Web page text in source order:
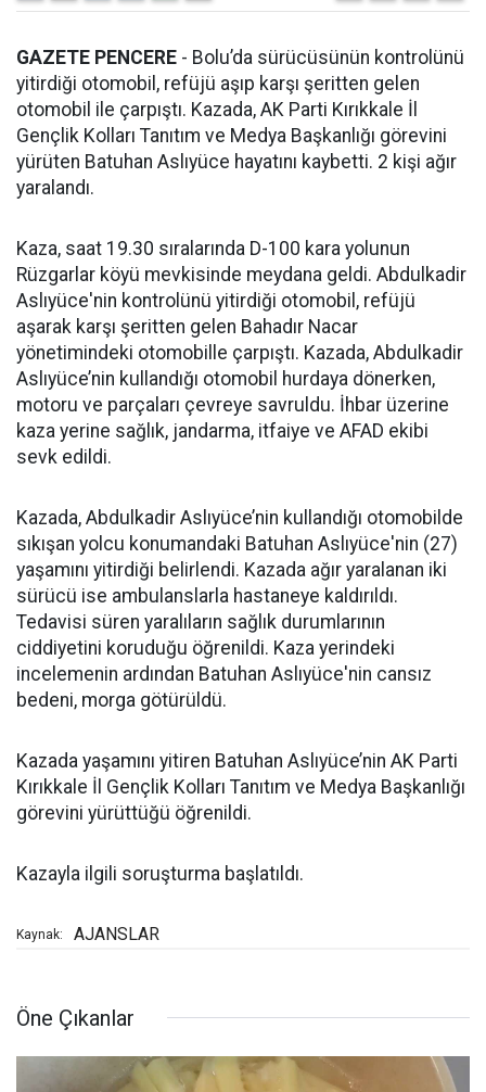
GAZETE PENCERE - Bolu’da sürücüsünün kontrolünü
yitirdiği otomobil, refüjü aşıp karşı şeritten gelen
otomobil ile çarpıştı. Kazada, AK Parti Kırıkkale İl
Gençlik Kolları Tanıtım ve Medya Başkanlığı görevini
yürüten Batuhan Aslıyüce hayatını kaybetti. 2 kişi ağır
yaralandı.
Kaza, saat 19.30 sıralarında D-100 kara yolunun
Rüzgarlar köyü mevkisinde meydana geldi. Abdulkadir
Aslıyüce'nin kontrolünü yitirdiği otomobil, refüjü
aşarak karşı şeritten gelen Bahadır Nacar
yönetimindeki otomobille çarpıştı. Kazada, Abdulkadir
Aslıyüce’nin kullandığı otomobil hurdaya dönerken,
motoru ve parçaları çevreye savruldu. İhbar üzerine
kaza yerine sağlık, jandarma, itfaiye ve AFAD ekibi
sevk edildi.
Kazada, Abdulkadir Aslıyüce’nin kullandığı otomobilde
sıkışan yolcu konumandaki Batuhan Aslıyüce'nin (27)
yaşamını yitirdiği belirlendi. Kazada ağır yaralanan iki
sürücü ise ambulanslarla hastaneye kaldırıldı.
Tedavisi süren yaralıların sağlık durumlarının
ciddiyetini koruduğu öğrenildi. Kaza yerindeki
incelemenin ardından Batuhan Aslıyüce'nin cansız
bedeni, morga götürüldü.
Kazada yaşamını yitiren Batuhan Aslıyüce’nin AK Parti
Kırıkkale İl Gençlik Kolları Tanıtım ve Medya Başkanlığı
görevini yürüttüğü öğrenildi.
Kazayla ilgili soruşturma başlatıldı.
Kaynak: AJANSLAR
Öne Çıkanlar